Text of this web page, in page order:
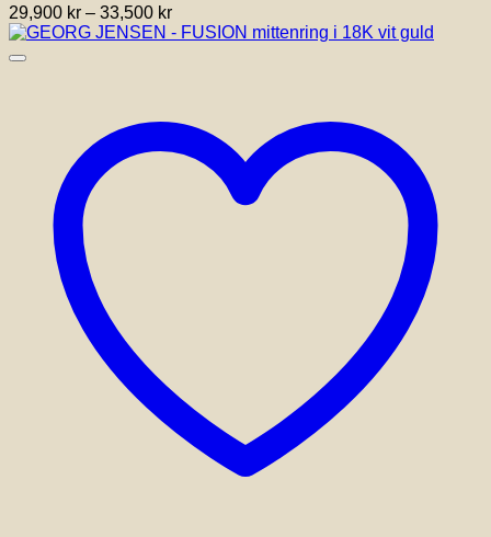
olika
alternativen
kan
29,900 kr – 33,500 krPrisintervall:
29,900 kr